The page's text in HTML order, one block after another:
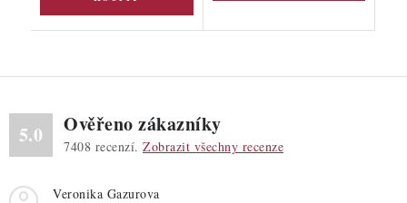
5.0 Ověřeno zákazníky
7408 recenzí. Zobrazit všechny recenze
Veronika Gazurova